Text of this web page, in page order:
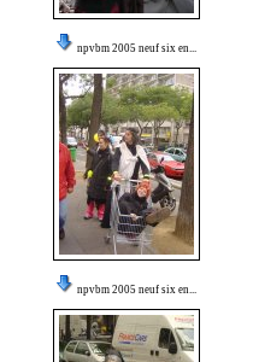
npvbm 2005 neuf six en...
npvbm 2005 neuf six en...